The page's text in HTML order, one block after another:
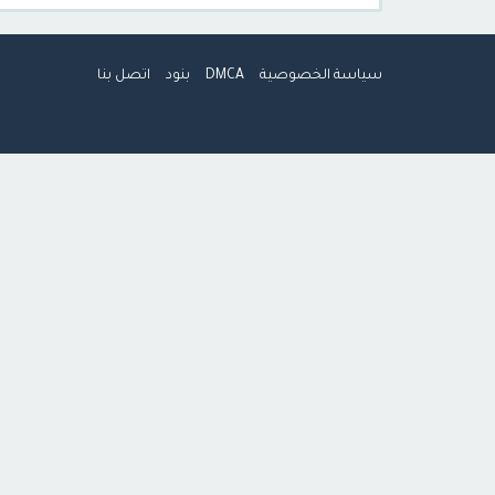
سياسة الخصوصية DMCA بنود اتصل بنا